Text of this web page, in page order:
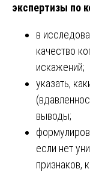
экспертизы по
в
качество
искажений;
указать,
выводы;
если нет
признаков,